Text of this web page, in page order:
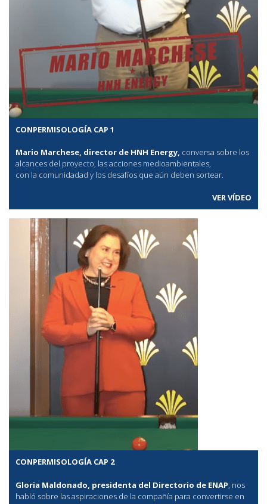
CONPERMISOLOGÍA CAP 1
Mario Marchese, director de HNH Energy, conversa sobre los
alcances del proyecto, las acciones medioambientales,
con la comunidadad y los desafíos que aún deben sortear.
VER VÍDEO
CONPERMISOLOGÍA CAP 2
Gloria Maldonado, presidenta del Directorio de ENAP , nos
habló sobre las aspiraciones de la compañía para convertirse en